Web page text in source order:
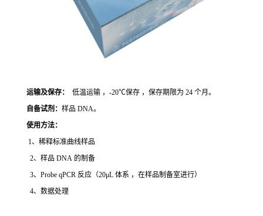
运输及保存：
低温运输 ，-20℃保存 ，保存期限为 24 个月。
自备试剂： 样品 DNA。
使用方法：
1、稀释标准曲线样品
2、样品 DNA 的制备
3、Probe qPCR 反应（20μL 体系 ，在样品制备室进行）
4、数据处理